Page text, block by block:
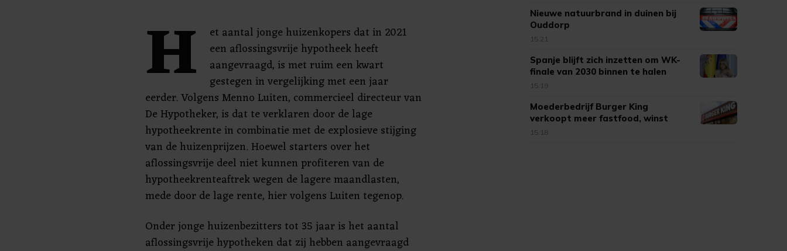
H
et aantal jonge huizenkopers dat in 2021
een aflossingsvrije hypotheek heeft
aangevraagd, is met ruim een kwart
gestegen in vergelijking met een jaar
eerder. Volgens Menno Luiten, commercieel directeur van
De Hypotheker, is dat te verklaren door de lage
hypotheekrente in combinatie met de explosieve stijging
van de huizenprijzen. Hoewel starters over het
aflossingsvrije deel niet kunnen profiteren van de
hypotheekrenteaftrek wegen de lagere maandlasten,
mede door de lage rente, hier volgens Luiten tegenop.
Onder jonge huizenbezitters tot 35 jaar is het aantal
aflossingsvrije hypotheken dat zij hebben aangevraagd
Nieuwe natuurbrand in duinen bij
Ouddorp
15:21
Spanje blijft zich inzetten om WK-
finale van 2030 binnen te halen
15:19
Moederbedrijf Burger King
verkoopt meer fastfood, winst
stijgt
15:18